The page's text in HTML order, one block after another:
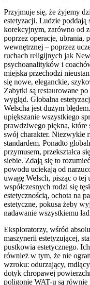
Przyjmuje się, że żyjemy
estetyzacji. Ludzie poddają
korekcyjnym, zarówno od
poprzez operacje, ubrania,
wewnętrznej – poprzez
ruchach religijnych jak
psychoanalityków i
miejska przechodzi
się nowe, eleganckie,
Zabytki są restaurowane
wygląd. Globalna
Welscha jest dużym
upiększanie wszystkiego
prawdziwego piękna, które
swój charakter. Niezwykłe
standardem. Ponadto
przymusem, przekształca
siebie. Zdają się to
powodu uciekają od
uwagę Welsch, pisząc o tej
współczesnych rodzi się
estetycznością, ochota na
estetyczne, pokusa żeby
nadawanie wszystkiemu
Eksploratorzy, wśród
maszynerii estetyzującej,
pustkowia estetycznego.
również w tym, że nie
wzroku: odurzający,
dotyk chropawej
poligonie WAT-u są równie